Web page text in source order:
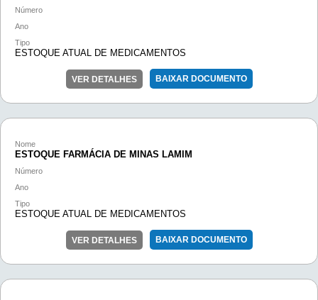
Número
Ano
Tipo
ESTOQUE ATUAL DE MEDICAMENTOS
VER DETALHES BAIXAR DOCUMENTO
Nome
ESTOQUE FARMÁCIA DE MINAS LAMIM
Número
Ano
Tipo
ESTOQUE ATUAL DE MEDICAMENTOS
VER DETALHES BAIXAR DOCUMENTO